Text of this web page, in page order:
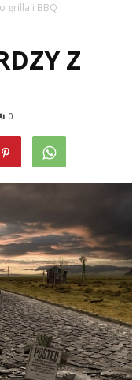
grilla i BBQ
Z
0